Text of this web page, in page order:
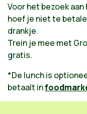
Voor het bezoek
hoef je niet te
drankje.
Trein je mee met
gratis.
*De lunch is
betaalt in